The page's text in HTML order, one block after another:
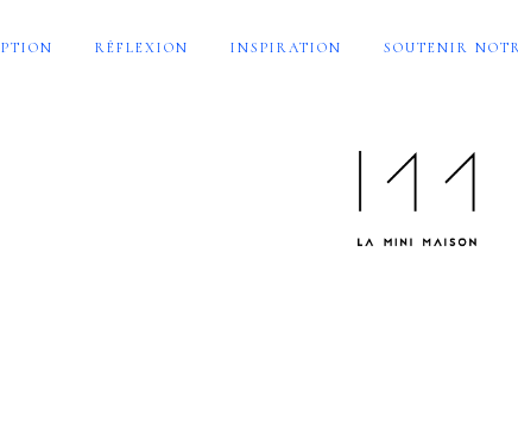
RÉFLEXION INSPIRATION SOUTENIR